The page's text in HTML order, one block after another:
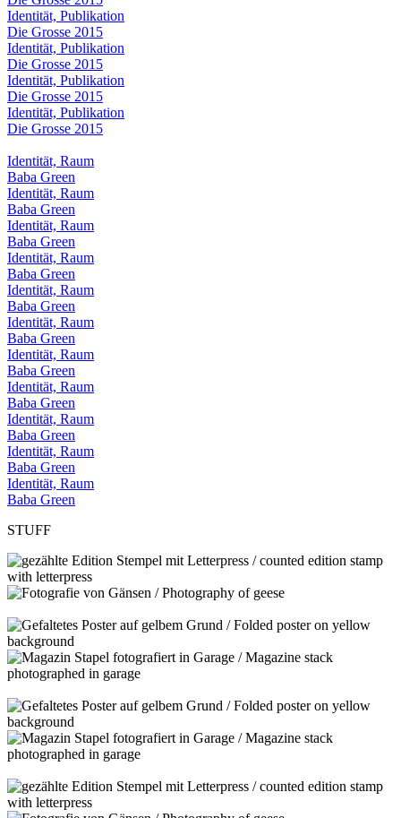
Identität, Publikation
Die Grosse 2015
Identität, Publikation
Die Grosse 2015
Identität, Publikation
Die Grosse 2015
Identität, Publikation
Die Grosse 2015
Identität, Raum
Baba Green
Identität, Raum
Baba Green
Identität, Raum
Baba Green
Identität, Raum
Baba Green
Identität, Raum
Baba Green
Identität, Raum
Baba Green
Identität, Raum
Baba Green
Identität, Raum
Baba Green
Identität, Raum
Baba Green
Identität, Raum
Baba Green
Identität, Raum
Baba Green
STUFF